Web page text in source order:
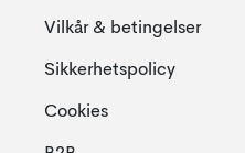
Vilkår & betingelser
Sikkerhetspolicy
Cookies